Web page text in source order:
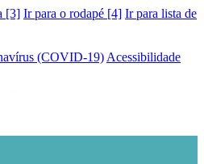
[3] Ir para o rodapé [4] Ir para lista de
(COVID-19) Acessibilidade